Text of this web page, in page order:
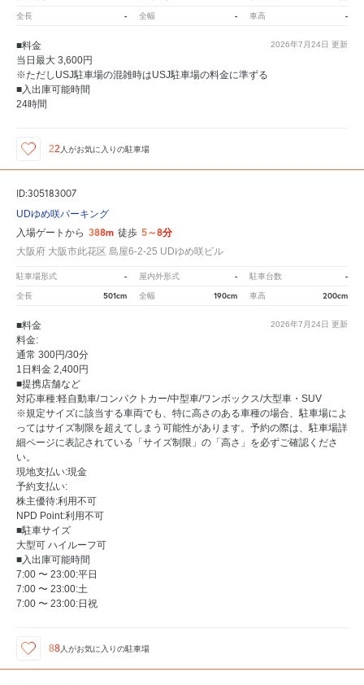
全長 - 全幅 - 車高 -
2026年7月24日 更新
■料金
当日最大 3,600円
※ただしUSJ駐車場の混雑時はUSJ駐車場の料金に準ずる
■入出庫可能時間
24時間
22 人がお気に入りの駐車場
ID:305183007
UDゆめ咲パーキング
入場ゲートから 388m 徒歩 5～8分
大阪府 大阪市此花区 島屋6-2-25 UDゆめ咲ビル
駐車場形式 - 屋内外形式 - 駐車台数 -
全長 501cm 全幅 190cm 車高 200cm
2026年7月24日 更新
■料金
料金:
通常 300円/30分
1日料金 2,400円
■提携店舗など
対応車種:軽自動車/コンパクトカー/中型車/ワンボックス/大型車・SUV
※規定サイズに該当する車両でも、特に高さのある車種の場合、駐車場によ
ってはサイズ制限を超えてしまう可能性があります。予約の際は、駐車場詳
細ページに表記されている「サイズ制限」の「高さ」を必ずご確認くださ
い。
現地支払い:現金
予約支払い:
株主優待:利用不可
NPD Point:利用不可
■駐車サイズ
大型可 ハイルーフ可
■入出庫可能時間
7:00 〜 23:00:平日
7:00 〜 23:00:土
7:00 〜 23:00:日祝
88 人がお気に入りの駐車場